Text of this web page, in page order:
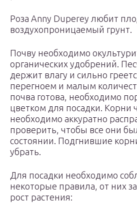
Роза Anny Duperey любит
воздухопроницаемый грунт.
Почву необходимо
органических удобрений.
держит влагу и сильно
перегноем и малым
почва готова, необходимо
цветком для посадки. Корни
необходимо аккуратно
проверить, чтобы все они
состоянии. Подгнившие
убрать.
Для посадки необходимо
некоторые правила, от них
рост растения: